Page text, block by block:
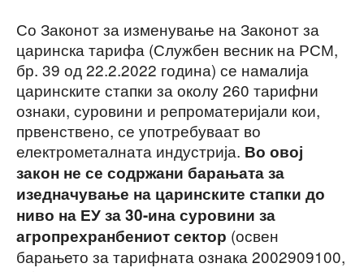
Со Законот за изменување на Законот за
царинска тарифа (Службен весник на РСМ,
бр. 39 од 22.2.2022 година) се намалија
царинските стапки за околу 260 тарифни
ознаки, суровини и репроматеријали кои,
првенствено, се употребуваат во
електрометалната индустрија. Во овој
закон не се содржани барањата за
изедначување на царинските стапки до
ниво на ЕУ за 30-ина суровини за
агропрехранбениот сектор (освен
барањето за тарифната ознака 2002909100,